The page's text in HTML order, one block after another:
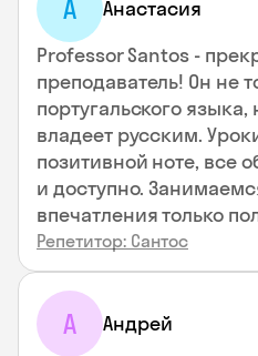
А Анастасия
Professor Santos -
преподаватель! Он не
португальского
владеет русским.
позитивной ноте, все
и доступно.
впечатления только
Репетитор: Сантос
А Андрей